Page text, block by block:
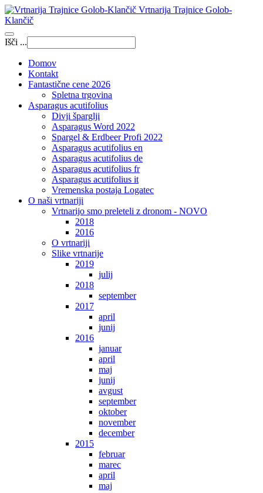
Vrtnarija Trajnice Golob-
Klančič
Išči ...
Domov
Kontakt
Fantastične cene 2026
Spletna trgovina
Asparagus acutifolius
Divji šparglji
Asparagus Word 2022
Spargel & Erdbeer Profi 2022
Asparagus acutifolius en
Asparagus acutifolius de
Asparagus acutifolius fr
Asparagus acutifolius it
Vremenska postaja Logatec
O naši vrtnariji
Vrtnarijo smo preleteli z dronom - NOVO
2018
2016
O vrtnariji
Slike vrtnarije
2019
julij
2018
september
2017
april
junij
2016
januar
april
maj
junij
avgust
september
oktober
november
december
2015
februar
marec
april
maj